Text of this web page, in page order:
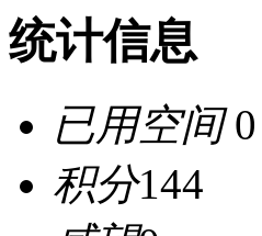
统计信息
已用空间0
积分144